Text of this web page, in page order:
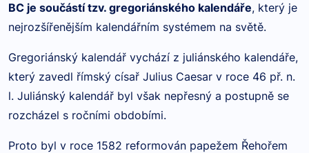
BC je součástí tzv. gregoriánského kalendáře, který je
nejrozšířenějším kalendářním systémem na světě.
Gregoriánský kalendář vychází z juliánského kalendáře,
který zavedl římský císař Julius Caesar v roce 46 př. n.
l. Juliánský kalendář byl však nepřesný a postupně se
rozcházel s ročními obdobími.
Proto byl v roce 1582 reformován papežem Řehořem